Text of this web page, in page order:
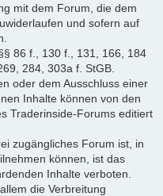
mit dem Forum, die dem
und sofern auf
86 f., 130 f., 131, 166, 184
284, 303a f. StGB.
oder dem Ausschluss einer
Inhalte können von den
Traderinside-Forums editiert
zugängliches Forum ist, in
können, ist das
Inhalte verboten.
die Verbreitung